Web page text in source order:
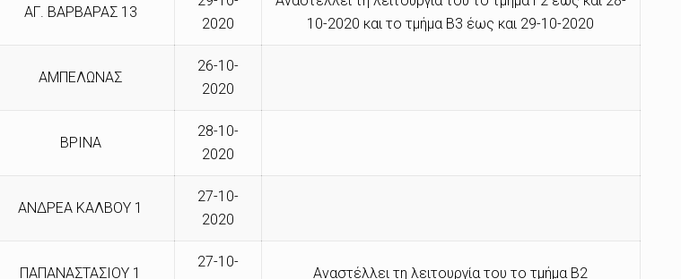
ΑΓ. ΒΑΡΒΑΡΑΣ 13
2020
10-2020 και το τμήμα Β3 έως και 29-10-2020
ΑΜΠΕΛΩΝΑΣ
26-10-
2020
ΒΡΙΝΑ
28-10-
2020
ΑΝΔΡΕΑ ΚΑΛΒΟΥ 1
27-10-
2020
ΠΑΠΑΝΑΣΤΑΣΙΟΥ 1
27-10-
Αναστέλλει τη λειτουργία του το τμήμα Β2